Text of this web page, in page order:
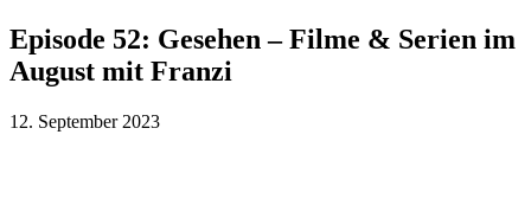
Episode 52: Gesehen – Filme & Serien im
August mit Franzi
12. September 2023